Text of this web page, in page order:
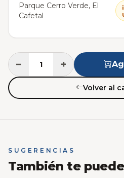
Parque Cerro Verde, El
Cafetal
− +
Volver al
SUGERENCIAS
También te